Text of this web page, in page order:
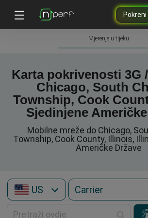
Mjerenje u tijeku
Karta pokrivenosti 3G
Chicago, South
Township, Cook
Sjedinjene
Mobilne mreže do Chicago,
Township, Cook County, Illinois,
Američke Države
US